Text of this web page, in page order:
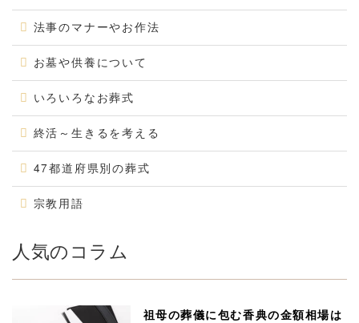
法事のマナーやお作法
お墓や供養について
いろいろなお葬式
終活～生きるを考える
47都道府県別の葬式
宗教用語
人気のコラム
祖母の葬儀に包む香典の金額相場は